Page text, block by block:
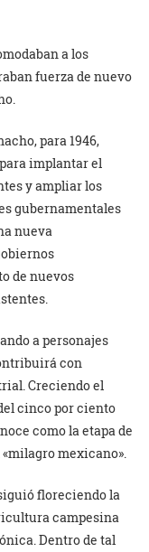
a los
fuerza de nuevo
para 1946,
implantar el
y ampliar los
gubernamentales
nueva
de nuevos
a personajes
con
Creciendo el
cinco por ciento
como la etapa de
mexicano».
floreciendo la
campesina
Dentro de tal